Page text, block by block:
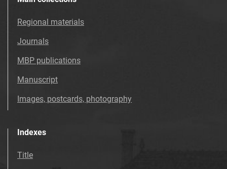
Regional materials
Journals
MBP publications
Manuscript
Images, postcards, photography
Indexes
Title